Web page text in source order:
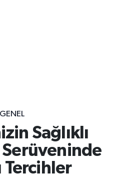
GENEL
Sağlıklı
Serüveninde
Tercihler